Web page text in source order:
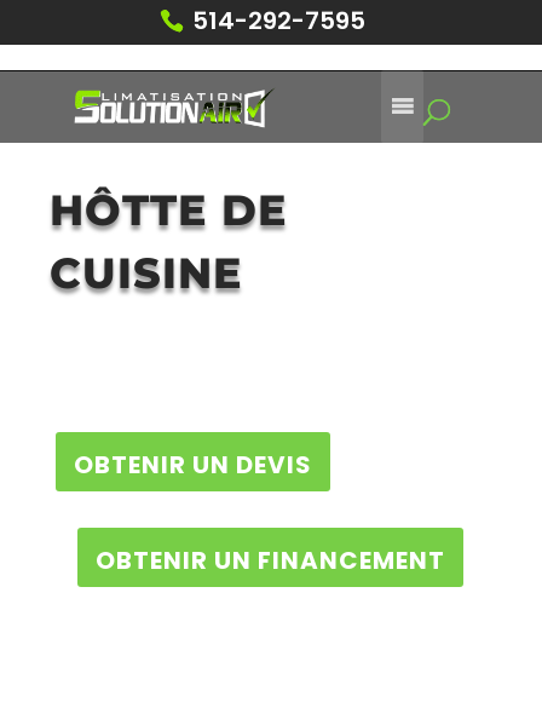
514-292-7595
HÔTTE DE
CUISINE
OBTENIR UN DEVIS
OBTENIR UN FINANCEMENT